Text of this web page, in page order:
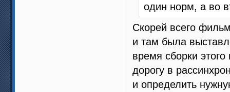
один норм, а во
Скорей всего
и там была
время сборки
дорогу в
и определить